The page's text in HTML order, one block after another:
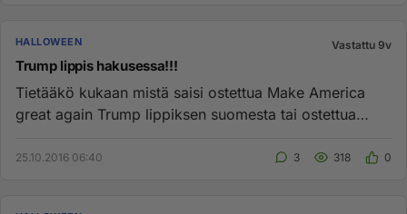
HALLOWEEN Vastattu 9v
Trump lippis hakusessa!!!
Tietääkö kukaan mistä saisi ostettua Make America
great again Trump lippiksen suomesta tai ostettua
25.10.2016 06:40 3 318 0